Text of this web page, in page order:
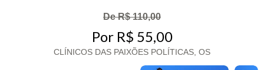
De R$ 110,00
Por R$ 55,00
CLÍNICOS DAS PAIXÕES POLÍTICAS, OS